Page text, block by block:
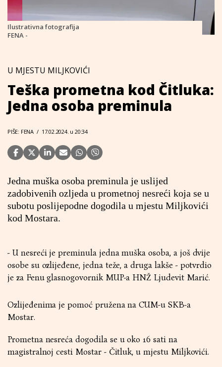
Ilustrativna fotografija
FENA -
U MJESTU MILJKOVIĆI
Teška prometna kod Čitluka:
Jedna osoba preminula
PIŠE: FENA / 17.02.2024. u 20:34
Jedna muška osoba preminula je uslijed
zadobivenih ozljeda u prometnoj nesreći koja se u
subotu poslijepodne dogodila u mjestu Miljkovići
kod Mostara.
- U nesreći je preminula jedna muška osoba, a još dvije
osobe su ozlijeđene, jedna teže, a druga lakše - potvrdio
je za Fenu glasnogovornik MUP-a HNŽ Ljudevit Marić.
Ozlijeđenima je pomoć pružena na CUM-u SKB-a
Mostar.
Prometna nesreća dogodila se u oko 16 sati na
magistralnoj cesti Mostar - Čitluk, u mjestu Miljkovići.